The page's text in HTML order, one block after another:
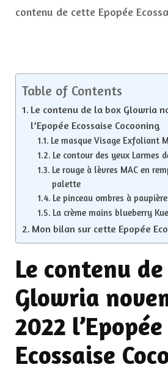
contenu de cette Epopée
Table of Contents
Le contenu de la box Glowria
l’Epopée Ecossaise Cocooning
Le masque Visage Exfoliant
Le contour des yeux Larmes
Le rouge à lèvres MAC en
palette
Le pinceau ombres à
La crème mains blueberry
Mon bilan sur cette Epopée
Le contenu
Glowria
2022 l’Epopée
Ecossaise